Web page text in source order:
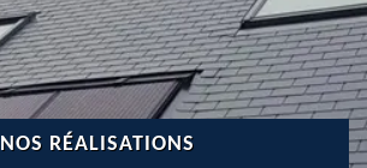
NOS RÉALISATIONS